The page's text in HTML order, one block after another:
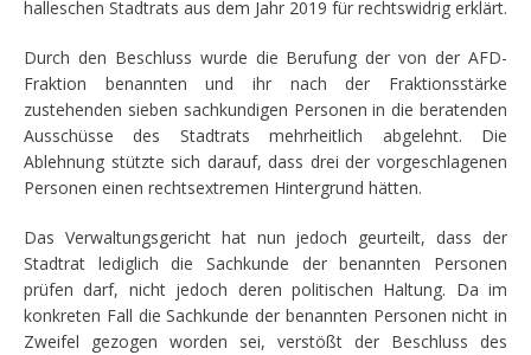
halleschen Stadtrats aus dem Jahr 2019 für rechtswidrig erklärt.
Durch den Beschluss wurde die Berufung der von der AFD-
Fraktion benannten und ihr nach der Fraktionsstärke
zustehenden sieben sachkundigen Personen in die beratenden
Ausschüsse des Stadtrats mehrheitlich abgelehnt. Die
Ablehnung stützte sich darauf, dass drei der vorgeschlagenen
Personen einen rechtsextremen Hintergrund hätten.
Das Verwaltungsgericht hat nun jedoch geurteilt, dass der
Stadtrat lediglich die Sachkunde der benannten Personen
prüfen darf, nicht jedoch deren politischen Haltung. Da im
konkreten Fall die Sachkunde der benannten Personen nicht in
Zweifel gezogen worden sei, verstößt der Beschluss des